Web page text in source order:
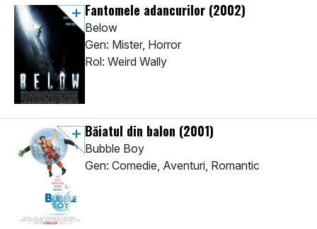
Fantomele adancurilor (2002)
Below
Gen: Mister, Horror
Rol: Weird Wally
Băiatul din balon (2001)
Bubble Boy
Gen: Comedie, Aventuri, Romantic